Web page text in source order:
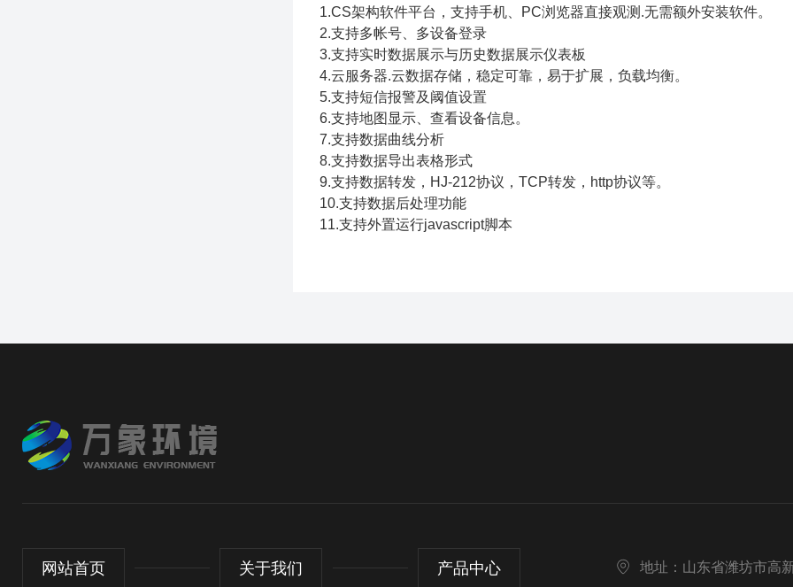
1.CS架构软件平台，支持手机、PC浏览器直接观测.无需额外安装软件。
2.支持多帐号、多设备登录
3.支持实时数据展示与历史数据展示仪表板
4.云服务器.云数据存储，稳定可靠，易于扩展，负载均衡。
5.支持短信报警及阈值设置
6.支持地图显示、查看设备信息。
7.支持数据曲线分析
8.支持数据导出表格形式
9.支持数据转发，HJ-212协议，TCP转发，http协议等。
10.支持数据后处理功能
11.支持外置运行javascript脚本
网站首页 关于我们 产品中心 地址：山东省潍坊市高